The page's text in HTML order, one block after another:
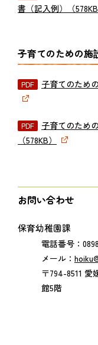
書（記入例）（578KB
子育てのための施
子育てのため
子育てのため
（578KB）
お問い合わせ
保育幼稚園課
電話番号：
メール：
〒794-8511 愛
館5階